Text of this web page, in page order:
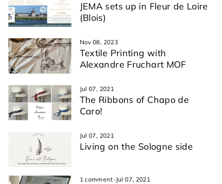
JEMA sets up in Fleur de Loire
(Blois)
Nov 08, 2023
Textile Printing with
Alexandre Fruchart MOF
Jul 07, 2021
The Ribbons of Chapo de
Caro!
Jul 07, 2021
Living on the Sologne side
1 comment· Jul 07, 2021